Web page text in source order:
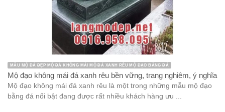
MẪU MỘ ĐÁ ĐẸP MỘ ĐÁ KHÔNG MÁI MỘ ĐÁ XANH RÊU MỘ ĐẠO BẰNG ĐÁ
Mộ đạo không mái đá xanh rêu bền vững, trang nghiêm, ý nghĩa
Mộ đạo không mái đá xanh rêu là một trong những mẫu mộ đạo
bằng đá nổi bật đang được rất nhiều khách hàng ưu ...